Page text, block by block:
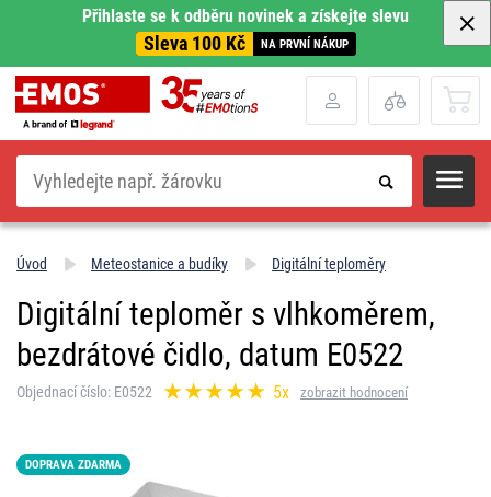
Přihlaste se k odběru novinek a získejte slevu
Sleva 100 Kč NA PRVNÍ NÁKUP
Hledat
Úvod Meteostanice a budíky Digitální teploměry
Digitální teploměr s vlhkoměrem,
bezdrátové čidlo, datum E0522
Objednací číslo: E0522 5x zobrazit hodnocení
DOPRAVA ZDARMA